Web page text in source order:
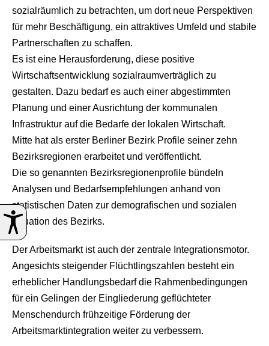
sozialräumlich zu betrachten, um dort neue Perspektiven
für mehr Beschäftigung, ein attraktives Umfeld und stabile
Partnerschaften zu schaffen.
Es ist eine Herausforderung, diese positive
Wirtschaftsentwicklung sozialraumverträglich zu
gestalten. Dazu bedarf es auch einer abgestimmten
Planung und einer Ausrichtung der kommunalen
Infrastruktur auf die Bedarfe der lokalen Wirtschaft.
Mitte hat als erster Berliner Bezirk Profile seiner zehn
Bezirksregionen erarbeitet und veröffentlicht.
Die so genannten Bezirksregionenprofile bündeln
Analysen und Bedarfsempfehlungen anhand von
statistischen Daten zur demografischen und sozialen
Situation des Bezirks.
Der Arbeitsmarkt ist auch der zentrale Integrationsmotor.
Angesichts steigender Flüchtlingszahlen besteht ein
erheblicher Handlungsbedarf die Rahmenbedingungen
für ein Gelingen der Eingliederung geflüchteter
Menschendurch frühzeitige Förderung der
Arbeitsmarktintegration weiter zu verbessern.